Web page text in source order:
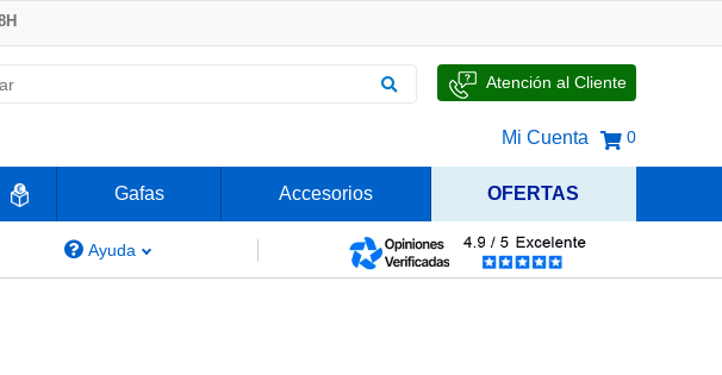
Atención al Cliente
Mi Cuenta 0
Gafas Accesorios OFERTAS
Ayuda